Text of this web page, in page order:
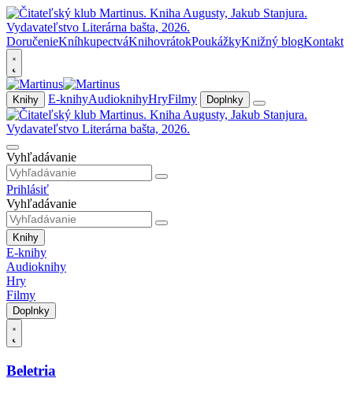
DoručenieKníhkupectváKnihovrátokPoukážkyKnižný blogKontakt
Knihy E-knihyAudioknihyHryFilmy Doplnky
Vyhľadávanie
Prihlásiť
Vyhľadávanie
Knihy
E-knihy
Audioknihy
Hry
Filmy
Doplnky
Beletria